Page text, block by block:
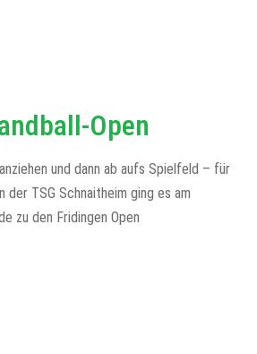
Open
und dann ab aufs Spielfeld – für
der TSG Schnaitheim ging es am
zu den Fridingen Open